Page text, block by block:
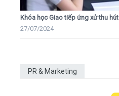
Khóa học Giao tiếp ứng xử thu hút
27/07/2024
PR & Marketing